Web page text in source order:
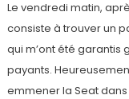
Le vendredi matin,
consiste à trouver un
qui m’ont été garantis
payants.
emmener la Seat